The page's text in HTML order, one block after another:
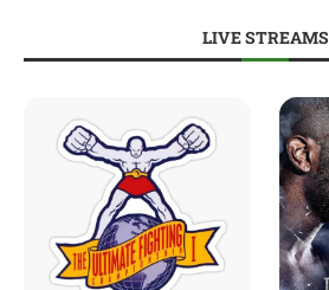
LIVE STREAMS